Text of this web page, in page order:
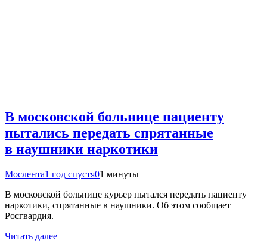
В московской больнице пациенту
пытались передать спрятанные
в наушники наркотики
Мослента1 год спустя01 минуты
В московской больнице курьер пытался передать пациенту
наркотики, спрятанные в наушники. Об этом сообщает
Росгвардия.
Читать далее